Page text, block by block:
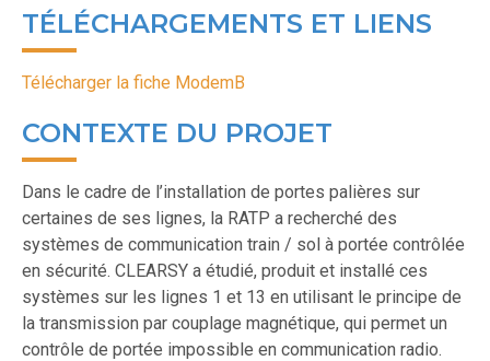
TÉLÉCHARGEMENTS ET LIENS
Télécharger la fiche ModemB
CONTEXTE DU PROJET
Dans le cadre de l’installation de portes palières sur
certaines de ses lignes, la RATP a recherché des
systèmes de communication train / sol à portée contrôlée
en sécurité. CLEARSY a étudié, produit et installé ces
systèmes sur les lignes 1 et 13 en utilisant le principe de
la transmission par couplage magnétique, qui permet un
contrôle de portée impossible en communication radio.